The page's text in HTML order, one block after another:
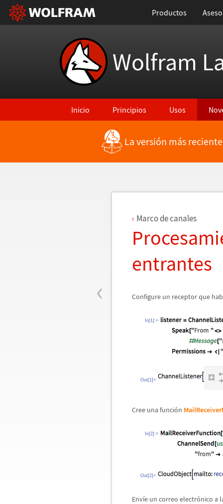
Productos
Wolfram
Inicio Principios Usos
Regresar a Características más recientes
La versión más
‹
Marco de canales
entrantes
Configure un receptor que
In[1]:=
Out[1]=
Cree una función
In[2]:=
Out[2]=
Envíe un correo electrónico a